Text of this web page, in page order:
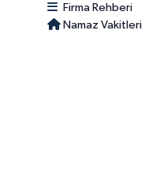
Firma Rehberi
Namaz Vakitleri